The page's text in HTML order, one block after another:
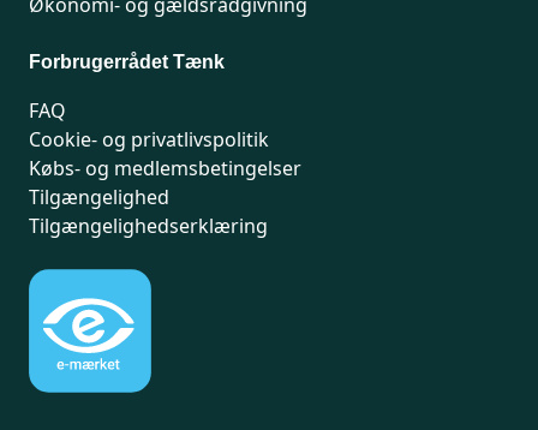
Forbrugerrådet Tænk
FAQ
Cookie- og privatlivspolitik
Købs- og medlemsbetingelser
Tilgængelighed
Tilgængelighedserklæring